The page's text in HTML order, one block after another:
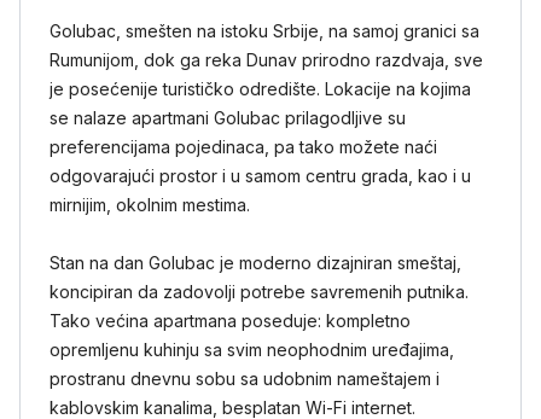
Golubac, smešten na istoku Srbije, na samoj granici sa
Rumunijom, dok ga reka Dunav prirodno razdvaja, sve
je posećenije turističko odredište. Lokacije na kojima
se nalaze apartmani Golubac prilagodljive su
preferencijama pojedinaca, pa tako možete naći
odgovarajući prostor i u samom centru grada, kao i u
mirnijim, okolnim mestima.
Stan na dan Golubac je moderno dizajniran smeštaj,
koncipiran da zadovolji potrebe savremenih putnika.
Tako većina apartmana poseduje: kompletno
opremljenu kuhinju sa svim neophodnim uređajima,
prostranu dnevnu sobu sa udobnim nameštajem i
kablovskim kanalima, besplatan Wi-Fi internet.